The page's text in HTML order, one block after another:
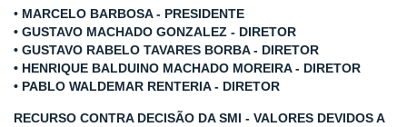
• MARCELO BARBOSA - PRESIDENTE
• GUSTAVO MACHADO GONZALEZ - DIRETOR
• GUSTAVO RABELO TAVARES BORBA - DIRETOR
• HENRIQUE BALDUINO MACHADO MOREIRA - DIRETOR
• PABLO WALDEMAR RENTERIA - DIRETOR
RECURSO CONTRA DECISÃO DA SMI - VALORES DEVIDOS A